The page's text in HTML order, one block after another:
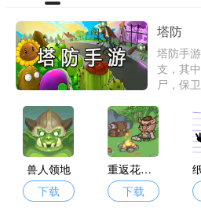
塔防
塔防手
支，其
尸，保
游戏呢
备好了
游，塔
家一探
兽人领地
下载
重返花果山
下载